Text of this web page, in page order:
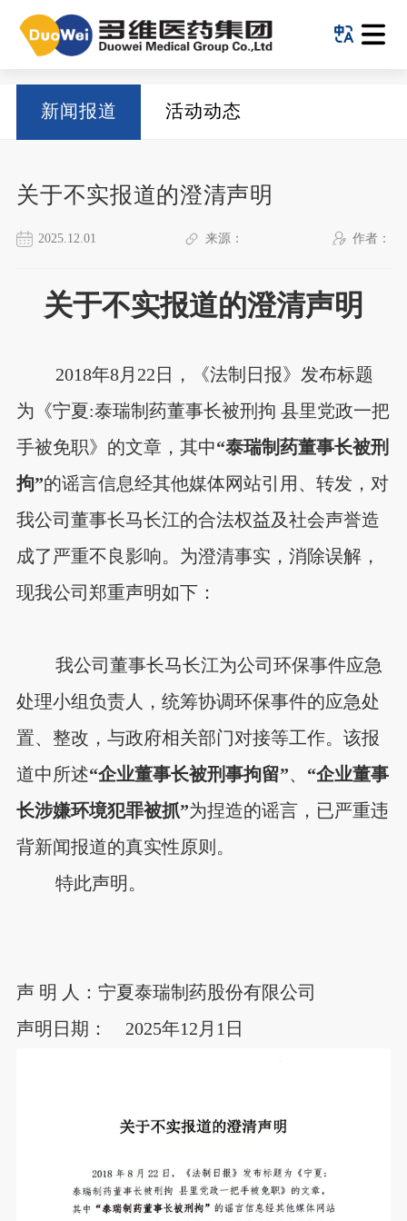
新闻报道 活动动态
关于不实报道的澄清声明
2025.12.01 来源： 作者：
关于不实报道的澄清声明
2018年8月22日，《法制日报》发布标题
为《宁夏:泰瑞制药董事长被刑拘 县里党政一把
手被免职》的文章，其中“泰瑞制药董事长被刑
拘”的谣言信息经其他媒体网站引用、转发，对
我公司董事长马长江的合法权益及社会声誉造
成了严重不良影响。为澄清事实，消除误解，
现我公司郑重声明如下：
我公司董事长马长江为公司环保事件应急
处理小组负责人，统筹协调环保事件的应急处
置、整改，与政府相关部门对接等工作。该报
道中所述“企业董事长被刑事拘留”、 “企业董事
长涉嫌环境犯罪被抓”为捏造的谣言，已严重违
背新闻报道的真实性原则。
特此声明。
声 明 人：宁夏泰瑞制药股份有限公司
声明日期： 2025年12月1日